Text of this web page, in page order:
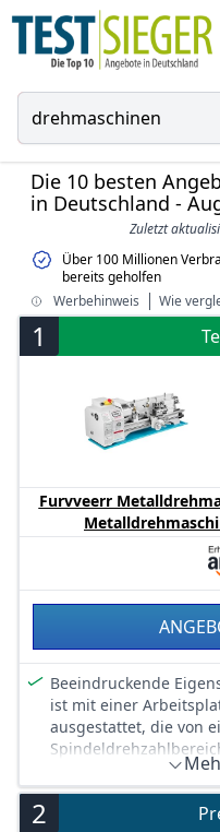
Die 10 besten
in Deutschland -
Zuletzt
Über 100 Millionen
bereits geholfen
Werbehinweis
Wie
1
Furvveerr
Tischdrehmaschine
Drehzahl 50-2250RPM
Beeindruckende
ist mit einer
ausgestattet, die von
wird und somit ideal
2